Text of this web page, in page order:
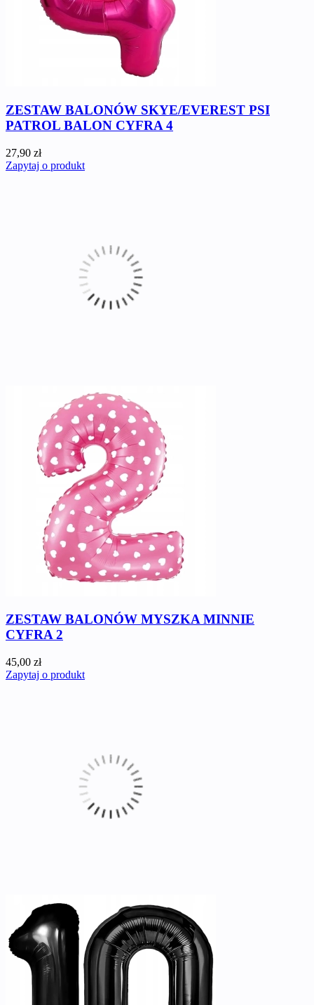
ZESTAW BALONÓW SKYE/EVEREST PSI
PATROL BALON CYFRA 4
27,90 zł
Zapytaj o produkt
ZESTAW BALONÓW MYSZKA MINNIE
CYFRA 2
45,00 zł
Zapytaj o produkt